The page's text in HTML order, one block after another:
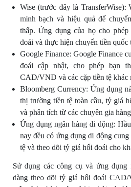
Wise (trước đây là TransferWise):
minh bạch và hiệu quả để
thấp. Ứng dụng của họ cho
đoái và thực hiện chuyển tiền quốc
Google Finance: Google Finance
đoái cập nhật, cho phép bạn
CAD/VND và các cặp tiền tệ khác
Bloomberg Currency: Ứng dụng
thị trường tiền tệ toàn cầu, tỷ giá
và phân tích từ các chuyên gia
Ứng dụng ngân hàng di động:
nay đều có ứng dụng di động
tệ và theo dõi tỷ giá hối đoái cho
Sử dụng các công cụ và ứng dụng
dàng theo dõi tỷ giá hối đoái